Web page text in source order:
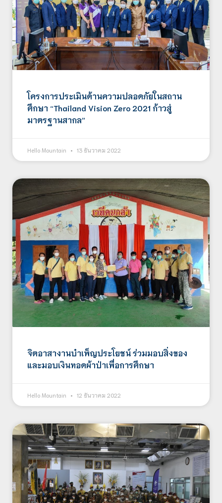
โครงการประเมินด้านความปลอดภัยในสถาน
ศึกษา “Thailand Vision Zero 2021 ก้าวสู่
มาตรฐานสากล”
Hello Mountain 13 ธันวาคม 2022
จิตอาสางานบำเพ็ญประโยชน์ ร่วมมอบสิ่งของ
และมอบเงินทอดผ้าป่าเพื่อการศึกษา
Hello Mountain 12 ธันวาคม 2022